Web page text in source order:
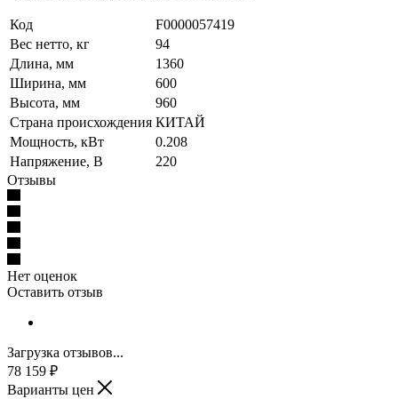
Код
F0000057419
Вес нетто, кг
94
Длина, мм
1360
Ширина, мм
600
Высота, мм
960
Страна происхождения КИТАЙ
Мощность, кВт
0.208
Напряжение, В
220
Отзывы
Нет оценок
Оставить отзыв
Загрузка отзывов...
78 159 ₽
Варианты цен